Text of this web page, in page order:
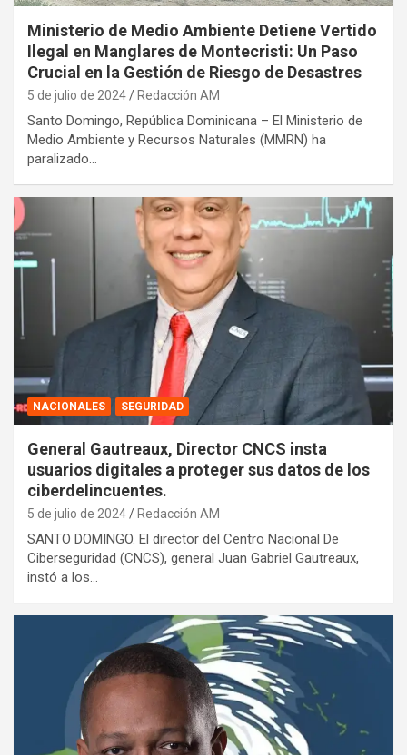
Ministerio de Medio Ambiente Detiene Vertido
Ilegal en Manglares de Montecristi: Un Paso
Crucial en la Gestión de Riesgo de Desastres
5 de julio de 2024 Redacción AM
Santo Domingo, República Dominicana – El Ministerio de
Medio Ambiente y Recursos Naturales (MMRN) ha
paralizado…
NACIONALES SEGURIDAD
General Gautreaux, Director CNCS insta
usuarios digitales a proteger sus datos de los
ciberdelincuentes.
5 de julio de 2024 Redacción AM
SANTO DOMINGO. El director del Centro Nacional De
Ciberseguridad (CNCS), general Juan Gabriel Gautreaux,
instó a los…